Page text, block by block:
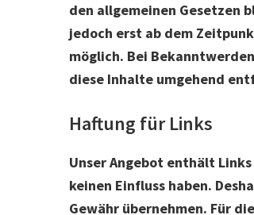
den allgemeinen Gesetzen
jedoch erst ab dem
möglich. Bei
diese Inhalte umgehend
Haftung für Links
Unser Angebot enthält
keinen Einfluss haben.
Gewähr übernehmen. Für